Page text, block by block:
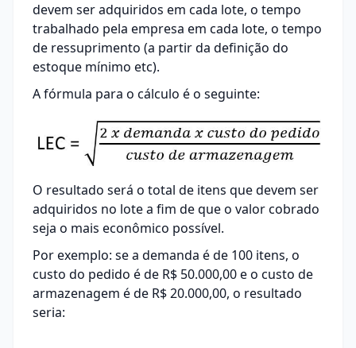
devem ser adquiridos em cada lote, o tempo
trabalhado pela empresa em cada lote, o tempo
de ressuprimento (a partir da definição do
estoque mínimo etc).
A fórmula para o cálculo é o seguinte:
O resultado será o total de itens que devem ser
adquiridos no lote a fim de que o valor cobrado
seja o mais econômico possível.
Por exemplo: se a demanda é de 100 itens, o
custo do pedido é de R$ 50.000,00 e o custo de
armazenagem é de R$ 20.000,00, o resultado
seria: